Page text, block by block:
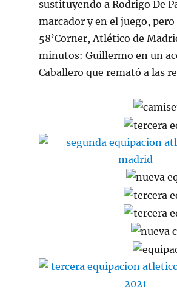
sustituyendo a Rodrigo De
marcador y en el juego,
58’Corner, Atlético de
minutos: Guillermo en un
Caballero que remató a las